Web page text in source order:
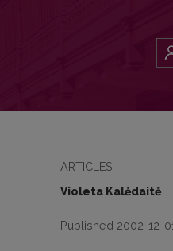
ARTICLES
Violeta Kalėdaitė
Published 2002-12-